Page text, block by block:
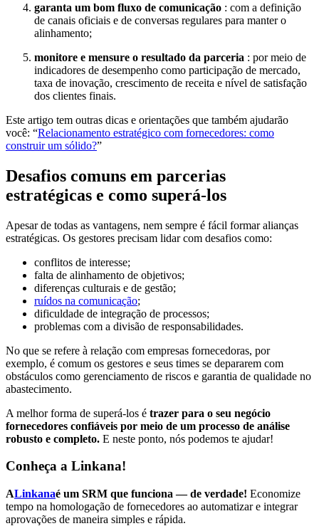
garanta um bom fluxo de comunicação : com a definição
de canais oficiais e de conversas regulares para manter o
alinhamento;
monitore e mensure o resultado da parceria : por meio de
indicadores de desempenho como participação de mercado,
taxa de inovação, crescimento de receita e nível de satisfação
dos clientes finais.
Este artigo tem outras dicas e orientações que também ajudarão
você: “Relacionamento estratégico com fornecedores: como
construir um sólido?”
Desafios comuns em parcerias
estratégicas e como superá-los
Apesar de todas as vantagens, nem sempre é fácil formar alianças
estratégicas. Os gestores precisam lidar com desafios como:
conflitos de interesse;
falta de alinhamento de objetivos;
diferenças culturais e de gestão;
ruídos na comunicação;
dificuldade de integração de processos;
problemas com a divisão de responsabilidades.
No que se refere à relação com empresas fornecedoras, por
exemplo, é comum os gestores e seus times se depararem com
obstáculos como gerenciamento de riscos e garantia de qualidade no
abastecimento.
A melhor forma de superá-los é trazer para o seu negócio
fornecedores confiáveis por meio de um processo de análise
robusto e completo. E neste ponto, nós podemos te ajudar!
Conheça a Linkana!
ALinkanaé um SRM que funciona — de verdade! Economize
tempo na homologação de fornecedores ao automatizar e integrar
aprovações de maneira simples e rápida.